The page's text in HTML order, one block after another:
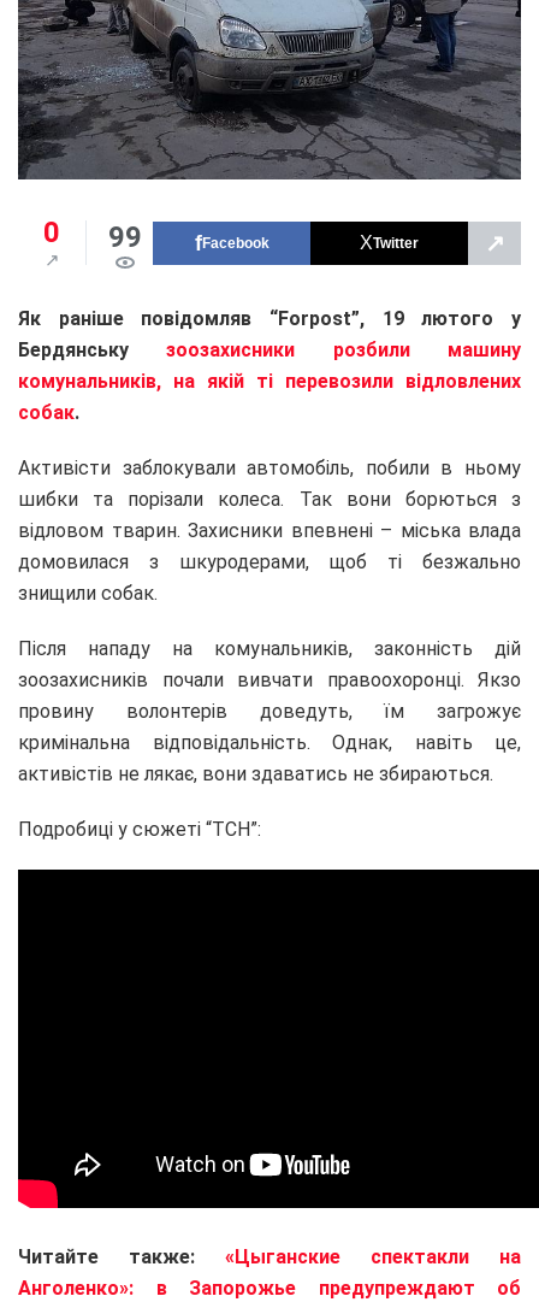
0 99 Facebook Twitter ↗
Як раніше повідомляв “Forpost”, 19 лютого у
Бердянськузоозахисники розбили машину
комунальників, на якій ті перевозили відловлених
собак.
Активісти заблокували автомобіль, побили в ньому
шибки та порізали колеса. Так вони борються з
відловом тварин. Захисники впевнені – міська влада
домовилася з шкуродерами, щоб ті безжально
знищили собак.
Після нападу на комунальників, законність дій
зоозахисників почали вивчати правоохоронці. Якзо
провину волонтерів доведуть, їм загрожує
кримінальна відповідальність. Однак, навіть це,
активістів не лякає, вони здаватись не збираються.
Подробиці у сюжеті “ТСН”:
Читайте также: «Цыганские спектакли на
Анголенко»: в Запорожье предупреждают об